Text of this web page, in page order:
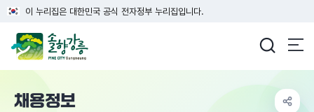
이 누리집은 대한민국 공식 전자정부 누리집입니다.
채용정보